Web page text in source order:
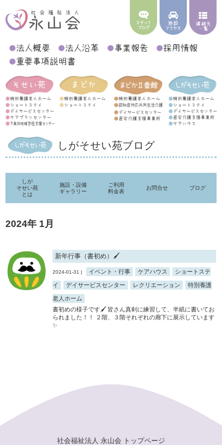
しがそせい苑ブログ
しが
そせい苑
とは
施設・設備
ギャラリー
ご利用
料金表
お問合せ ブログ
2024年 1月
新年行事（書初め）🖌
2024-01-31 | イベント・行事 ケアハウス
ショートステ
イ
デイサービスセンター レクリエーション
特別養護
老人ホーム
書初めの様子です🖌 皆さん真剣に練習して、半紙に書いてお
られました！！ ２階、３階それぞれの廊下に展示しています
✨
社会福祉法人 永山会 トップページ